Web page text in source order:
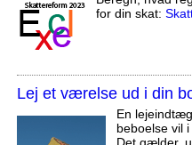
for din skat:
Lej et værelse ud i din
En
beboelse vil